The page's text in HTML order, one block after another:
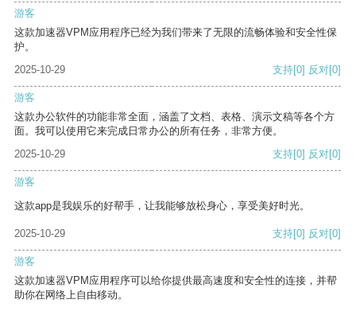
游客
这款加速器VPM应用程序已经为我们带来了无限的流畅体验和安全性保
护。
2025-10-29
支持[0] 反对[0]
游客
这款办公软件的功能非常全面，涵盖了文档、表格、演示文稿等各个方
面。我可以使用它来完成日常办公的所有任务，非常方便。
2025-10-29
支持[0] 反对[0]
游客
这款app是我娱乐的好帮手，让我能够放松身心，享受美好时光。
2025-10-29 支持[0] 反对[0]
游客
这款加速器VPM应用程序可以给你提供最高速度和安全性的连接，并帮
助你在网络上自由移动。